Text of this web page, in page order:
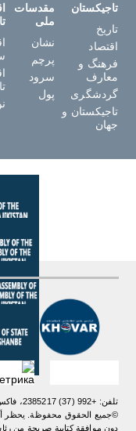
تاجیکستان
تاریخ
اقتصاد
فرهنگ و
معارف
گردشگری
تاجیکستان و
جهان
مقدسات
ملی
نشان
پرچم
سرود
پول
تلفن: +992 (37) 2385217، فاکس: +992 (37) 2232383
©جميع الحقوق محفوظة. يحظر
دون موافقة كتابية صريحة من